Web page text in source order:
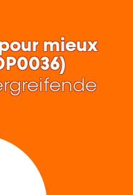
mieux